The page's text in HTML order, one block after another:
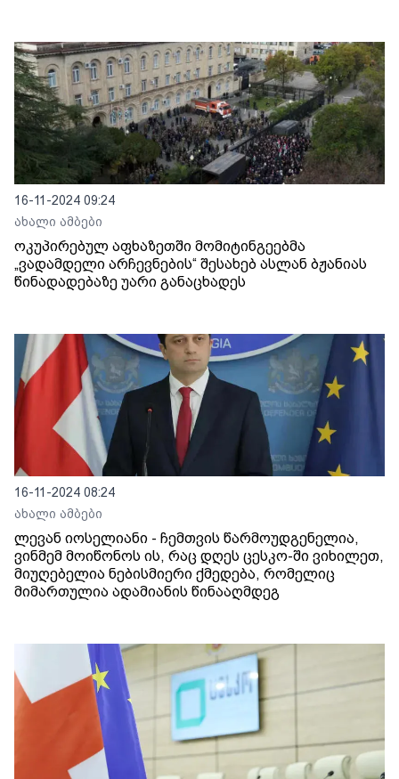
16-11-2024 09:24
ახალი ამბები
ოკუპირებულ აფხაზეთში მომიტინგეებმა
„ვადამდელი არჩევნების“ შესახებ ასლან ბჟანიას
წინადადებაზე უარი განაცხადეს
16-11-2024 08:24
ახალი ამბები
ლევან იოსელიანი - ჩემთვის წარმოუდგენელია,
ვინმემ მოიწონოს ის, რაც დღეს ცესკო-ში ვიხილეთ,
მიუღებელია ნებისმიერი ქმედება, რომელიც
მიმართულია ადამიანის წინააღმდეგ